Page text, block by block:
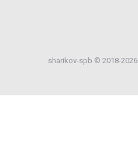
sharikov-spb © 2018-2026